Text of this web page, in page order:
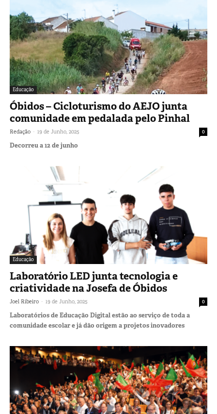
Educação
Óbidos – Cicloturismo do AEJO junta
comunidade em pedalada pelo Pinhal
Redação - 19 de Junho, 2025 0
Decorreu a 12 de junho
Educação
Laboratório LED junta tecnologia e
criatividade na Josefa de Óbidos
Joel Ribeiro - 19 de Junho, 2025 0
Laboratórios de Educação Digital estão ao serviço de toda a
comunidade escolar e já dão origem a projetos inovadores